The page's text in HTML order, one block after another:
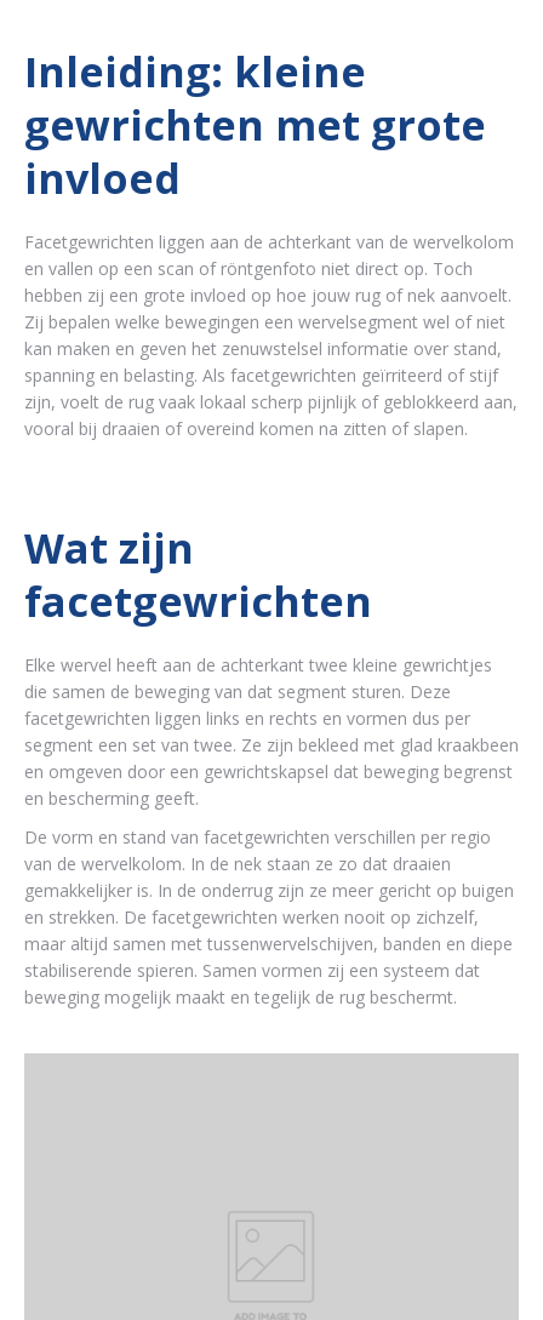
Inleiding: kleine
gewrichten met grote
invloed
Facetgewrichten liggen aan de achterkant van de wervelkolom
en vallen op een scan of röntgenfoto niet direct op. Toch
hebben zij een grote invloed op hoe jouw rug of nek aanvoelt.
Zij bepalen welke bewegingen een wervelsegment wel of niet
kan maken en geven het zenuwstelsel informatie over stand,
spanning en belasting. Als facetgewrichten geïrriteerd of stijf
zijn, voelt de rug vaak lokaal scherp pijnlijk of geblokkeerd aan,
vooral bij draaien of overeind komen na zitten of slapen.
Wat zijn
facetgewrichten
Elke wervel heeft aan de achterkant twee kleine gewrichtjes
die samen de beweging van dat segment sturen. Deze
facetgewrichten liggen links en rechts en vormen dus per
segment een set van twee. Ze zijn bekleed met glad kraakbeen
en omgeven door een gewrichtskapsel dat beweging begrenst
en bescherming geeft.
De vorm en stand van facetgewrichten verschillen per regio
van de wervelkolom. In de nek staan ze zo dat draaien
gemakkelijker is. In de onderrug zijn ze meer gericht op buigen
en strekken. De facetgewrichten werken nooit op zichzelf,
maar altijd samen met tussenwervelschijven, banden en diepe
stabiliserende spieren. Samen vormen zij een systeem dat
beweging mogelijk maakt en tegelijk de rug beschermt.